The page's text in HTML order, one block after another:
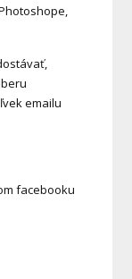
emailu
facebooku